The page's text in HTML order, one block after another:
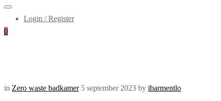
Login / Register
0
in Zero waste badkamer 5 september 2023 by ibarmentlo